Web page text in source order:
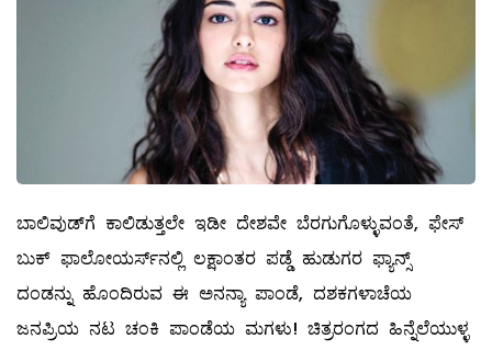
ಬಾಲಿವುಡ್‌ಗೆ ಕಾಲಿಡುತ್ತಲೇ ಇಡೀ ದೇಶವೇ ಬೆರಗುಗೊಳ್ಳುವಂತೆ, ಫೇಸ್‌
ಬುಕ್‌ ಫಾಲೋಯರ್ಸ್‌ನಲ್ಲಿ ಲಕ್ಷಾಂತರ ಪಡ್ಡೆ ಹುಡುಗರ ಫ್ಯಾನ್ಸ್
ದಂಡನ್ನು ಹೊಂದಿರುವ ಈ ಅನನ್ಯಾ ಪಾಂಡೆ, ದಶಕಗಳಾಚೆಯ
ಜನಪ್ರಿಯ ನಟ ಚಂಕಿ ಪಾಂಡೆಯ ಮಗಳು! ಚಿತ್ರರಂಗದ ಹಿನ್ನೆಲೆಯುಳ್ಳ